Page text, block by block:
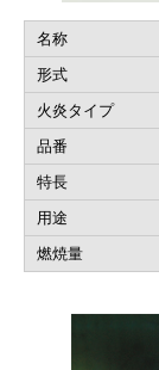
名称
形式
火炎タイプ
品番
特長
用途
燃焼量